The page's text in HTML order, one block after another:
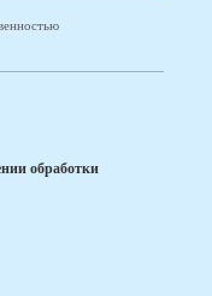
обработки